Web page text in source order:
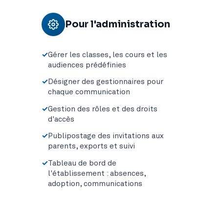
Pour l'administration
Gérer les classes, les cours et les
audiences prédéfinies
Désigner des gestionnaires pour
chaque communication
Gestion des rôles et des droits
d'accès
Publipostage des invitations aux
parents, exports et suivi
Tableau de bord de
l'établissement : absences,
adoption, communications